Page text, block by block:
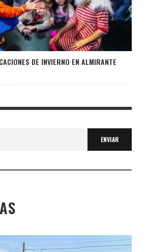
DE INVIERNO EN ALMIRANTE